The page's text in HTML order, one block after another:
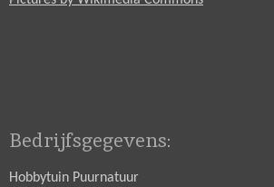
Bedrijfsgegevens:
Hobbytuin Puurnatuur